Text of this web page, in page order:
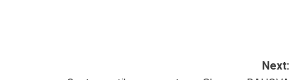
Next: